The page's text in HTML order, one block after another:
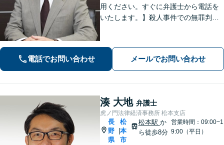
用ください。すぐに弁護士から電話を
いたします。】殺人事件での無罪判決
員、裁判員裁判対応可、夜間休日対応
可能、専用駐車場あり（無料）
電話でお問い合わせ メールでお問い合わせ
湊 大地 弁護士
虎ノ門法律経済事務所 松本支店
長
野
県
松
本
市
松本駅 か
ら徒歩8分
営業時間：09:00~1
9:00（平日）